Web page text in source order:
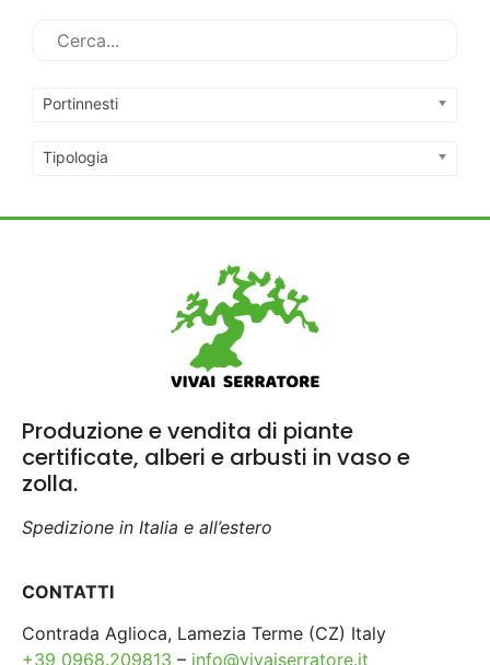
Portinnesti
Tipologia
Produzione e vendita di piante
certificate, alberi e arbusti in vaso e
zolla.
Spedizione in Italia e all’estero
CONTATTI
Contrada Aglioca, Lamezia Terme (CZ) Italy
+39 0968.209813 – info@vivaiserratore.it